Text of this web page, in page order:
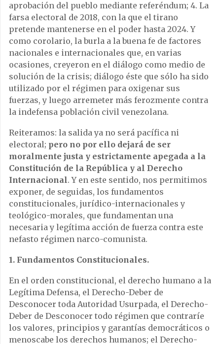
aprobación del pueblo mediante referéndum; 4. La
farsa electoral de 2018, con la que el tirano
pretende mantenerse en el poder hasta 2024. Y
como corolario, la burla a la buena fe de factores
nacionales e internacionales que, en varias
ocasiones, creyeron en el diálogo como medio de
solución de la crisis; diálogo éste que sólo ha sido
utilizado por el régimen para oxigenar sus
fuerzas, y luego arremeter más ferozmente contra
la indefensa población civil venezolana.
Reiteramos: la salida ya no será pacífica ni
electoral; pero no por ello dejará de ser
moralmente justa y estrictamente apegada a la
Constitución de la República y al Derecho
Internacional. Y en este sentido, nos permitimos
exponer, de seguidas, los fundamentos
constitucionales, jurídico-internacionales y
teológico-morales, que fundamentan una
necesaria y legítima acción de fuerza contra este
nefasto régimen narco-comunista.
1. Fundamentos Constitucionales.
En el orden constitucional, el derecho humano a la
Legítima Defensa, el Derecho-Deber de
Desconocer toda Autoridad Usurpada, el Derecho-
Deber de Desconocer todo régimen que contraríe
los valores, principios y garantías democráticos o
menoscabe los derechos humanos; el Derecho-